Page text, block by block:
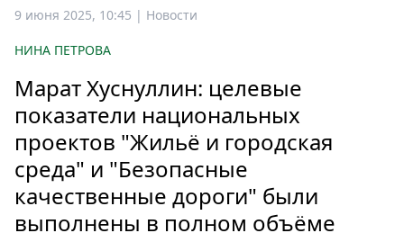
Все
Россия
Мир
Здоровье
Еда
Туризм
Мода
9 июня 2025, 10:45 | Новости
НИНА ПЕТРОВА
Марат Хуснуллин: целевые
показатели национальных
проектов "Жильё и городская
среда" и "Безопасные
качественные дороги" были
выполнены в полном объёме